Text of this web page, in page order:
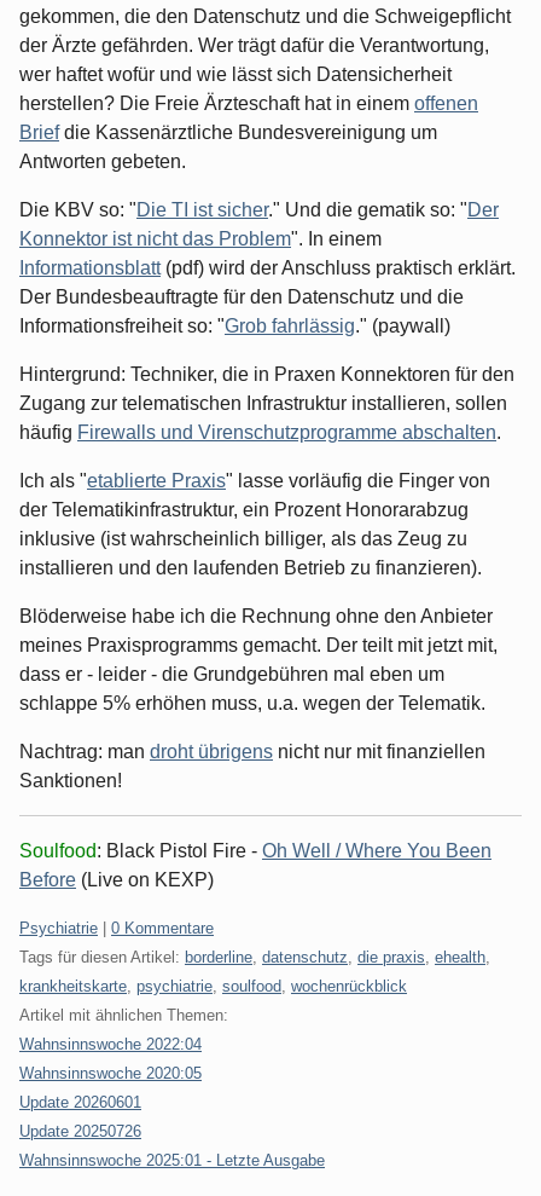
gekommen, die den Datenschutz und die Schweigepflicht
der Ärzte gefährden. Wer trägt dafür die Verantwortung,
wer haftet wofür und wie lässt sich Datensicherheit
herstellen? Die Freie Ärzteschaft hat in einem offenen
Briefdie Kassenärztliche Bundesvereinigung um
Antworten gebeten.
Die KBV so: "Die TI ist sicher." Und die gematik so: "Der
Konnektor ist nicht das Problem". In einem
Informationsblatt(pdf) wird der Anschluss praktisch erklärt.
Der Bundesbeauftragte für den Datenschutz und die
Informationsfreiheit so: "Grob fahrlässig." (paywall)
Hintergrund: Techniker, die in Praxen Konnektoren für den
Zugang zur telematischen Infrastruktur installieren, sollen
häufig Firewalls und Virenschutzprogramme abschalten.
Ich als "etablierte Praxis" lasse vorläufig die Finger von
der Telematikinfrastruktur, ein Prozent Honorarabzug
inklusive (ist wahrscheinlich billiger, als das Zeug zu
installieren und den laufenden Betrieb zu finanzieren).
Blöderweise habe ich die Rechnung ohne den Anbieter
meines Praxisprogramms gemacht. Der teilt mit jetzt mit,
dass er - leider - die Grundgebühren mal eben um
schlappe 5% erhöhen muss, u.a. wegen der Telematik.
Nachtrag: man droht übrigens nicht nur mit finanziellen
Sanktionen!
Soulfood: Black Pistol Fire - Oh Well / Where You Been
Before (Live on KEXP)
Kategorien:
Psychiatrie
0 Kommentare
Tags für diesen Artikel: borderline datenschutz die praxis ehealth
krankheitskarte psychiatrie soulfood wochenrückblick
Artikel mit ähnlichen Themen:
Wahnsinnswoche 2022:04
Wahnsinnswoche 2020:05
Update 20260601
Update 20250726
Wahnsinnswoche 2025:01 - Letzte Ausgabe